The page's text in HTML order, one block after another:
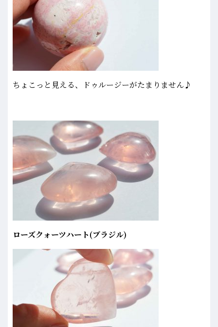
ちょこっと見える、ドゥルージーがたまりません♪
ローズクォーツハート(ブラジル)